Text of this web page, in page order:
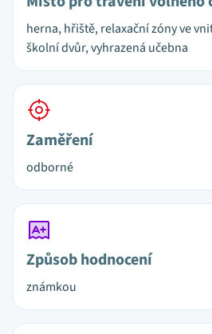
herna, hřiště, relaxační zóny ve
školní dvůr, vyhrazená učebna
Zaměření
odborné
Způsob hodnocení
známkou